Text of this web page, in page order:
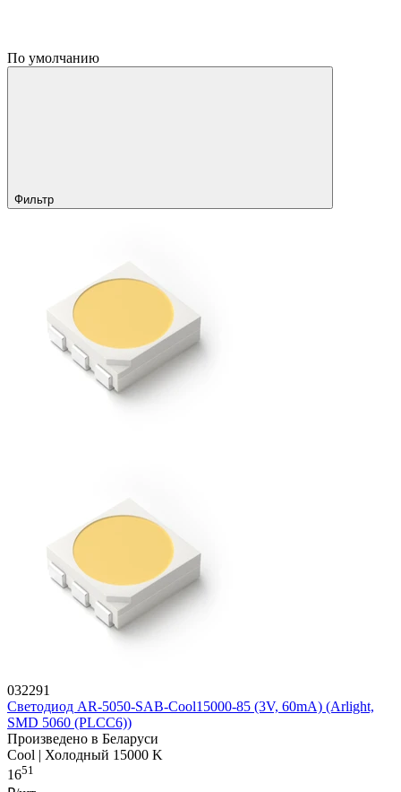
По умолчанию
Фильтр
032291
Светодиод AR-5050-SAB-Cool15000-85 (3V, 60mA) (Arlight,
SMD 5060 (PLCC6))
Произведено в Беларуси
Cool | Холодный 15000 K
1651